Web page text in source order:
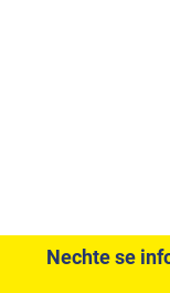
Nechte se